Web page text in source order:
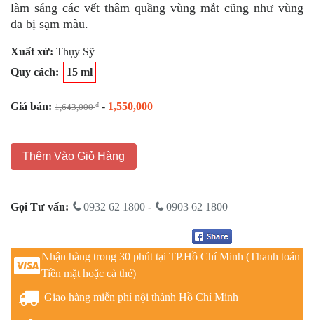
làm sáng các vết thâm quầng vùng mắt cũng như vùng
da bị sạm màu.
Xuất xứ: Thụy Sỹ
Quy cách:
15 ml
Giá bán: 1,643,000đ - 1,550,000
Thêm Vào Giỏ Hàng
Gọi Tư vấn: 0932 62 1800 - 0903 62 1800
Nhận hàng trong 30 phút tại TP.Hồ Chí Minh (Thanh toán
Tiền mặt hoặc cà thẻ)
Giao hàng miễn phí nội thành Hồ Chí Minh